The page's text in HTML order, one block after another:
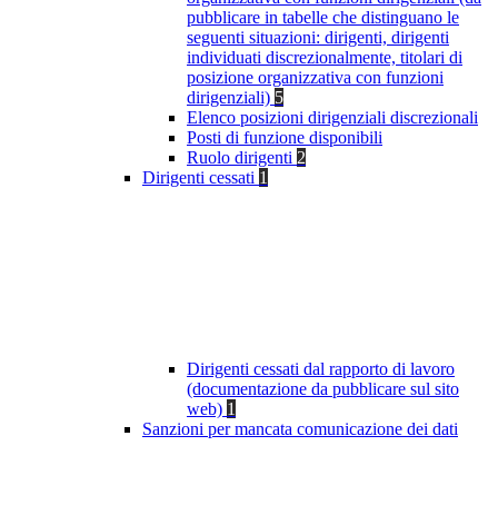
pubblicare in tabelle che distinguano le
seguenti situazioni: dirigenti, dirigenti
individuati discrezionalmente, titolari di
posizione organizzativa con funzioni
dirigenziali) 5
Elenco posizioni dirigenziali discrezionali
Posti di funzione disponibili
Ruolo dirigenti 2
Dirigenti cessati 1
Dirigenti cessati dal rapporto di lavoro
(documentazione da pubblicare sul sito
web) 1
Sanzioni per mancata comunicazione dei dati